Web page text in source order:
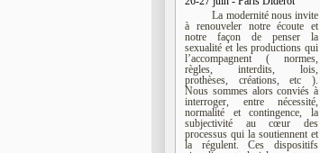
La modernité nous invite
à renouveler notre écoute et
notre façon de penser la
sexualité et les productions qui
l’accompagnent ( normes,
règles, interdits, lois,
prothèses, créations, etc ).
Nous sommes alors conviés à
interroger, entre nécessité,
normalité et contingence, la
subjectivité au cœur des
processus qui la soutiennent et
la régulent. Ces dispositifs